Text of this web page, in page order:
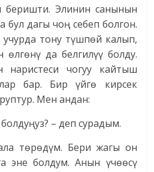
беришти. Элинин санынын
дагы чоң себеп болгон.
тону түшпөй калып,
да белгилүү болду.
наристеси чогуу кайтыш
бар. Бир үйгө кирсек
Мен андан:
– деп сурадым.
төрөдүм. Бери жагы он
эне болдум. Анын үчөөсү